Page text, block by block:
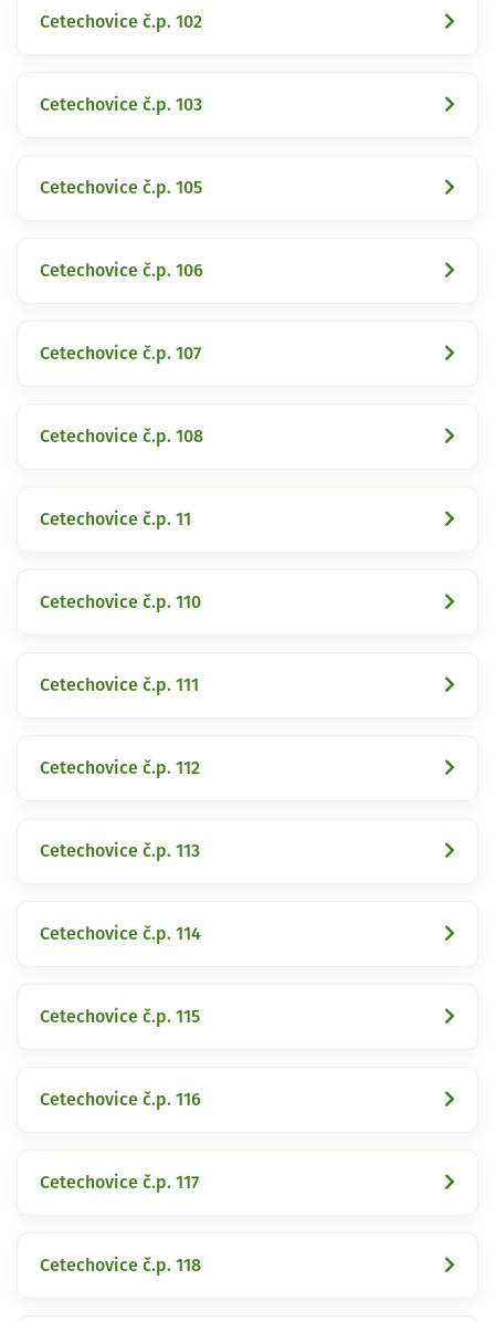
Cetechovice č.p. 102
Cetechovice č.p. 103
Cetechovice č.p. 105
Cetechovice č.p. 106
Cetechovice č.p. 107
Cetechovice č.p. 108
Cetechovice č.p. 11
Cetechovice č.p. 110
Cetechovice č.p. 111
Cetechovice č.p. 112
Cetechovice č.p. 113
Cetechovice č.p. 114
Cetechovice č.p. 115
Cetechovice č.p. 116
Cetechovice č.p. 117
Cetechovice č.p. 118